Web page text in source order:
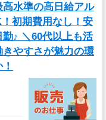
高水準の高日給アル
初期費用なし！安
♪ ＼60代以上も活
やすさが魅力の環